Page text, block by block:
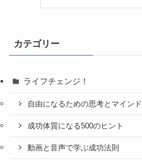
カテゴリー
ライフチェンジ！
自由になるための思考とマイン
成功体質になる500のヒント
動画と音声で学ぶ成功法則